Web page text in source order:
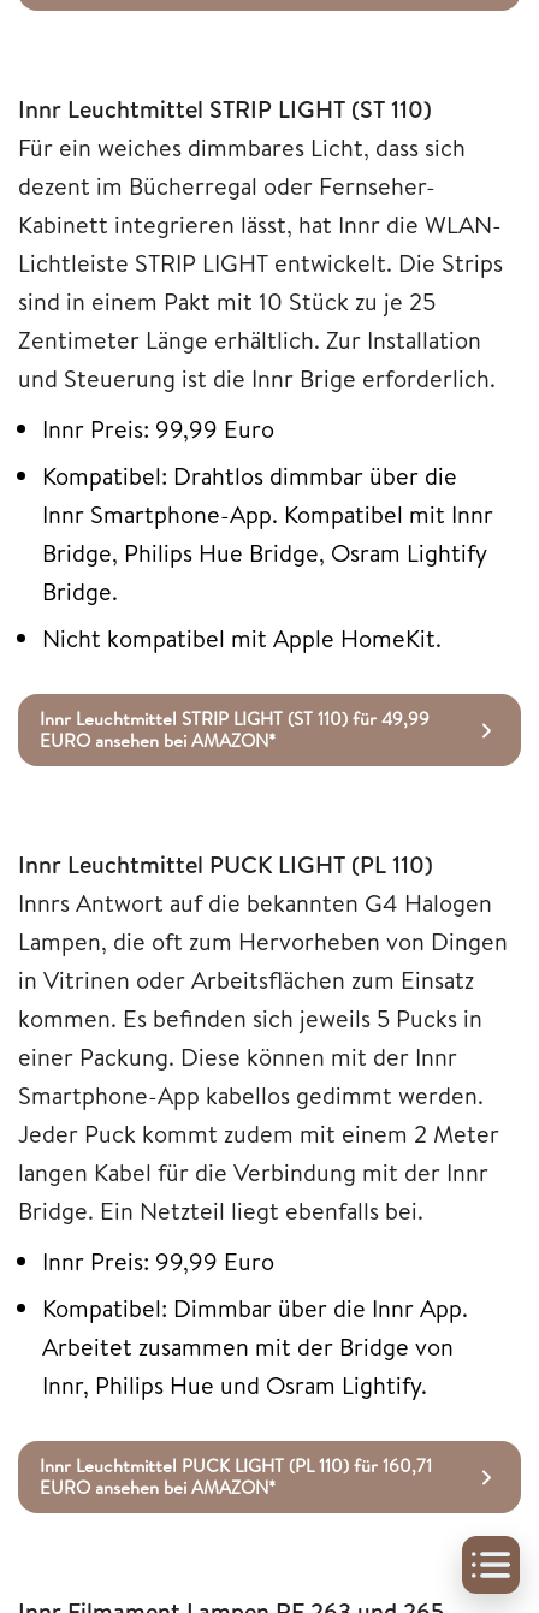
Innr Leuchtmittel STRIP LIGHT (ST 110)
Für ein weiches dimmbares Licht, dass sich
dezent im Bücherregal oder Fernseher-
Kabinett integrieren lässt, hat Innr die WLAN-
Lichtleiste STRIP LIGHT entwickelt. Die Strips
sind in einem Pakt mit 10 Stück zu je 25
Zentimeter Länge erhältlich. Zur Installation
und Steuerung ist die Innr Brige erforderlich.
Innr Preis: 99,99 Euro
Kompatibel: Drahtlos dimmbar über die
Innr Smartphone-App. Kompatibel mit Innr
Bridge, Philips Hue Bridge, Osram Lightify
Bridge.
Nicht kompatibel mit Apple HomeKit.
Innr Leuchtmittel STRIP LIGHT (ST 110) für 49,99
EURO ansehen bei AMAZON*
Innr Leuchtmittel PUCK LIGHT (PL 110)
Innrs Antwort auf die bekannten G4 Halogen
Lampen, die oft zum Hervorheben von Dingen
in Vitrinen oder Arbeitsflächen zum Einsatz
kommen. Es befinden sich jeweils 5 Pucks in
einer Packung. Diese können mit der Innr
Smartphone-App kabellos gedimmt werden.
Jeder Puck kommt zudem mit einem 2 Meter
langen Kabel für die Verbindung mit der Innr
Bridge. Ein Netzteil liegt ebenfalls bei.
Innr Preis: 99,99 Euro
Kompatibel: Dimmbar über die Innr App.
Arbeitet zusammen mit der Bridge von
Innr, Philips Hue und Osram Lightify.
Innr Leuchtmittel PUCK LIGHT (PL 110) für 160,71
EURO ansehen bei AMAZON*